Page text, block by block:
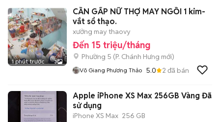
1 phút trước 3
CẦN GẤP NỮ THỢ MAY NGỒI 1 kim-
vắt sổ thạo.
xưởng may thaovy
Đến 15 triệu/tháng
Phường 5 (P. Chánh Hưng mới)
Võ Giang Phương Thảo 5.0 2 đã bán
Apple iPhone XS Max 256GB Vàng Đã
sử dụng
iPhone XS Max 256 GB